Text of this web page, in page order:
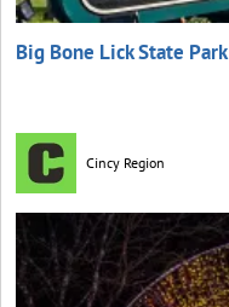
Big Bone Lick State Park
Cincy Region